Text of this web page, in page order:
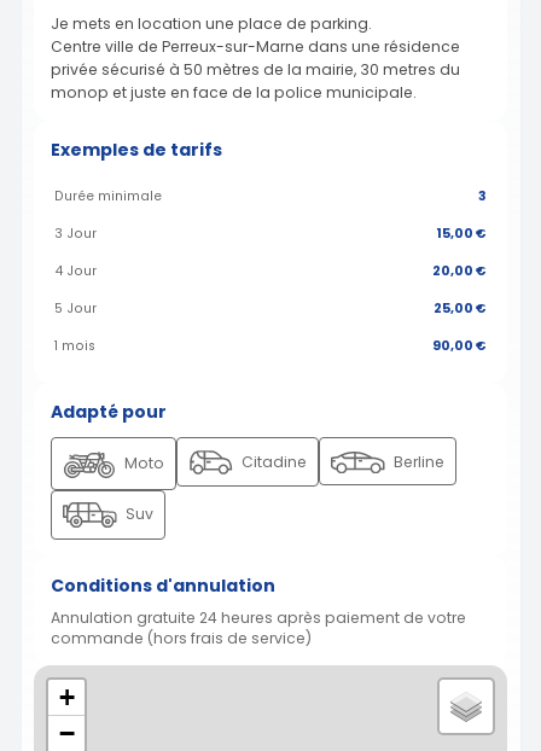
Je mets en location une place de parking.
Centre ville de Perreux-sur-Marne dans une résidence
privée sécurisé à 50 mètres de la mairie, 30 metres du
monop et juste en face de la police municipale.
Exemples de tarifs
Durée minimale 3
3 Jour 15,00 €
4 Jour 20,00 €
5 Jour 25,00 €
1 mois 90,00 €
Adapté pour
Moto Citadine Berline
Suv
Conditions d'annulation
Annulation gratuite 24 heures après paiement de votre
commande (hors frais de service)
+
−